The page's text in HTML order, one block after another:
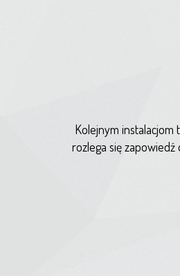
Kolejnym instalacjom
rozlega się zapowiedź